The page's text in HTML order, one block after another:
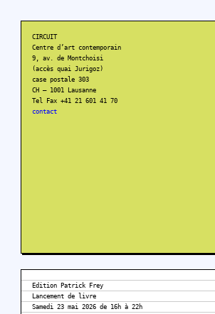
CIRCUIT
Centre d’art contemporain
9, av. de Montchoisi
(accès quai Jurigoz)
case postale 303
CH – 1001 Lausanne
Tel Fax +41 21 601 41 70
contact
Edition Patrick Frey
Lancement de livre
Samedi 23 mai 2026 de 16h à 22h